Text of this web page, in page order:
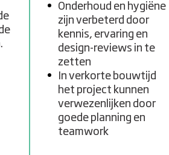
Onderhoud en hygiëne
zijn verbeterd door
kennis, ervaring en
design-reviews in te
zetten
In verkorte bouwtijd
het project kunnen
verwezenlijken door
goede planning en
teamwork